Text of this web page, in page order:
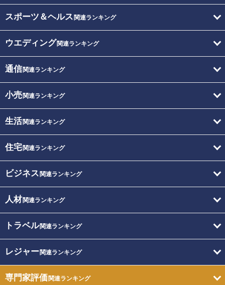
スポーツ＆ヘルス 関連ランキング
ウエディング関連ランキング
通信関連ランキング
小売関連ランキング
生活関連ランキング
住宅関連ランキング
ビジネス 関連ランキング
人材関連ランキング
トラベル関連ランキング
レジャー関連ランキング
専門家評価関連ランキング